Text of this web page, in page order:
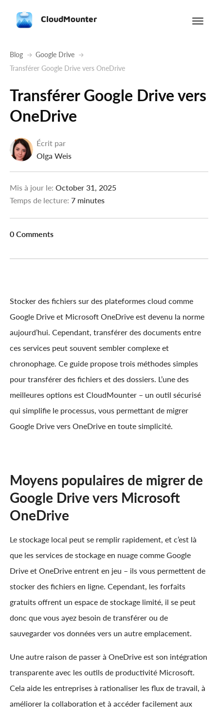
CloudMounter
Blog
Google Drive
Transférer Google Drive vers OneDrive
Transférer Google Drive vers
OneDrive
Écrit par
Olga Weis
Mis à jour le: October 31, 2025
Temps de lecture: 7 minutes
0 Comments
Stocker des fichiers sur des plateformes cloud comme
Google Drive et Microsoft OneDrive est devenu la norme
aujourd’hui. Cependant, transférer des documents entre
ces services peut souvent sembler complexe et
chronophage. Ce guide propose trois méthodes simples
pour transférer des fichiers et des dossiers. L’une des
meilleures options est CloudMounter – un outil sécurisé
qui simplifie le processus, vous permettant de migrer
Google Drive vers OneDrive en toute simplicité.
Moyens populaires de migrer de
Google Drive vers Microsoft
OneDrive
Le stockage local peut se remplir rapidement, et c’est là
que les services de stockage en nuage comme Google
Drive et OneDrive entrent en jeu – ils vous permettent de
stocker des fichiers en ligne. Cependant, les forfaits
gratuits offrent un espace de stockage limité, il se peut
donc que vous ayez besoin de transférer ou de
sauvegarder vos données vers un autre emplacement.
Une autre raison de passer à OneDrive est son intégration
transparente avec les outils de productivité Microsoft.
Cela aide les entreprises à rationaliser les flux de travail, à
améliorer la collaboration et à accéder facilement aux